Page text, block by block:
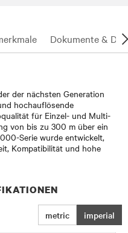
Dokumente &
der nächsten Generation
hochauflösende
für Einzel- und Multi-
von bis zu 300 m über ein
Serie wurde entwickelt,
Kompatibilität und hohe
metric imperial